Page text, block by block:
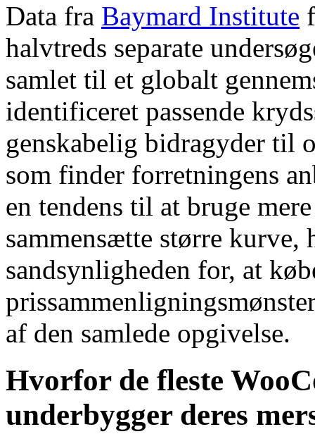
Data fra Baymard Institute
halvtreds separate
samlet til et globalt
identificeret passende
genskabelig bidragyder til
som finder forretningens
en tendens til at bruge
sammensætte større kurve,
sandsynligheden for, at
af den samlede opgivelse.
Hvorfor de fleste
underbygger deres